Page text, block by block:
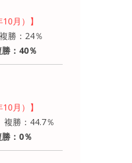
月）】
勝：24％
：40％
月）】
勝：44.7％
：0％